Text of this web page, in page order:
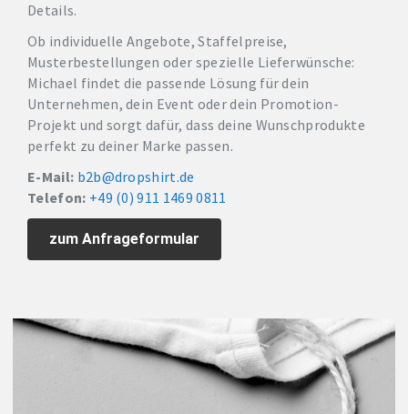
Details.
Ob individuelle Angebote, Staffelpreise,
Musterbestellungen oder spezielle Lieferwünsche:
Michael findet die passende Lösung für dein
Unternehmen, dein Event oder dein Promotion-
Projekt und sorgt dafür, dass deine Wunschprodukte
perfekt zu deiner Marke passen.
E-Mail: b2b@dropshirt.de
Telefon: +49 (0) 911 1469 0811
zum Anfrageformular